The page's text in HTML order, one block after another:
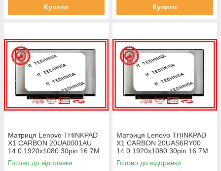
Купити Купити
Матриця Lenovo THINKPAD
X1 CARBON 20UA0001AU
14.0 1920x1080 30pin 16.7M
45% NTSC 300 cd/m² для
ноутбука
Готово до відправки
Матриця Lenovo THINKPAD
X1 CARBON 20UAS6RY00
14.0 1920x1080 30pin 16.7M
45% NTSC 300 cd/m² для
ноутбука
Готово до відправки